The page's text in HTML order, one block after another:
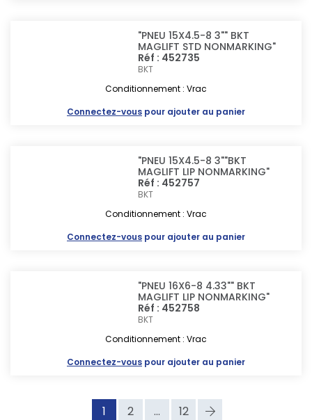
"PNEU 15X4.5-8 3"" BKT
MAGLIFT STD NONMARKING"
Réf : 452735
BKT
Conditionnement : Vrac
Connectez-vous pour ajouter au panier
"PNEU 15X4.5-8 3""BKT
MAGLIFT LIP NONMARKING"
Réf : 452757
BKT
Conditionnement : Vrac
Connectez-vous pour ajouter au panier
"PNEU 16X6-8 4.33"" BKT
MAGLIFT LIP NONMARKING"
Réf : 452758
BKT
Conditionnement : Vrac
Connectez-vous pour ajouter au panier
1 2 ... 12